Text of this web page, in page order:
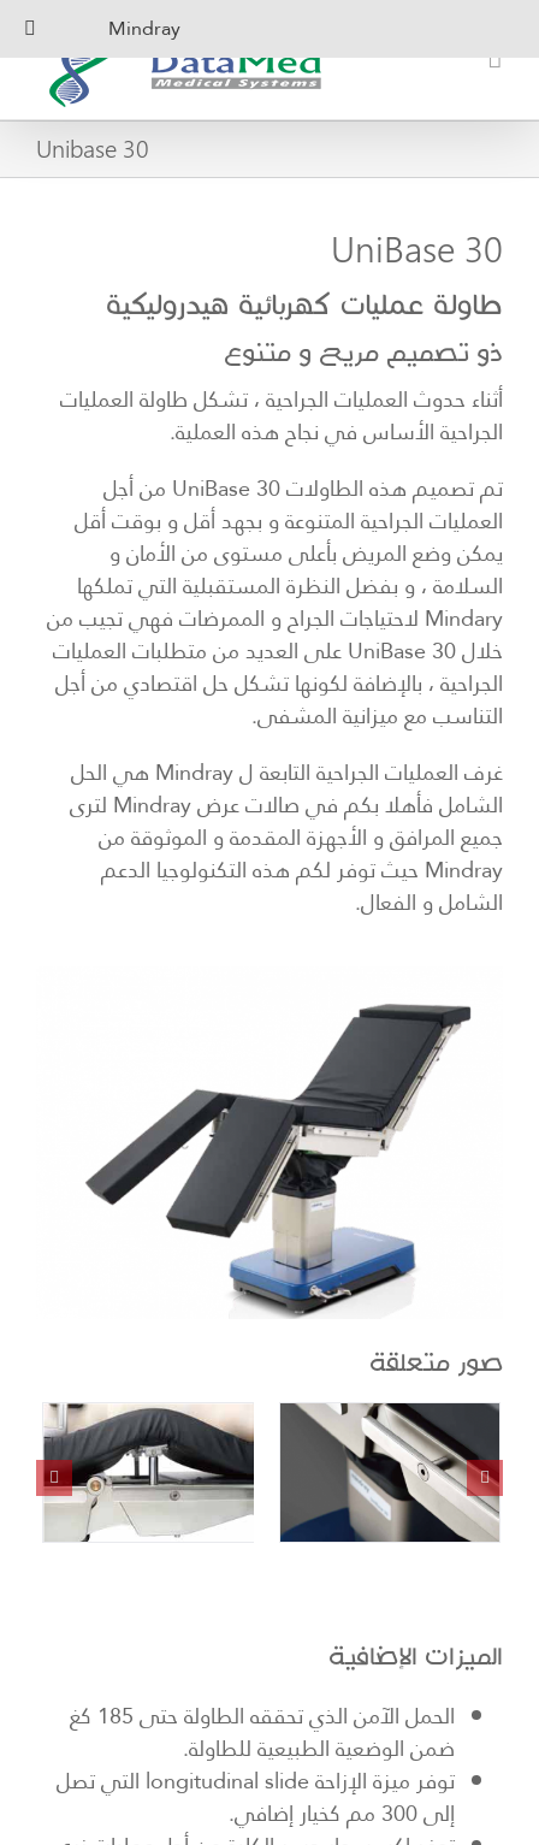
to
content
Unibase 30
UniBase 30
طاولة عمليات كهربائية هيدروليكية
ذو تصميم مريح و متنوع
أثناء حدوث العمليات الجراحية ، تشكل طاولة العمليات
الجراحية الأساس في نجاح هذه العملية.
تم تصميم هذه الطاولات UniBase 30 من أجل
العمليات الجراحية المتنوعة و بجهد أقل و بوقت أقل
يمكن وضع المريض بأعلى مستوى من الأمان و
السلامة ، و بفضل النظرة المستقبلية التي تملكها
Mindary لاحتياجات الجراح و الممرضات فهي تجيب من
خلال UniBase 30 على العديد من متطلبات العمليات
الجراحية ، بالإضافة لكونها تشكل حل اقتصادي من أجل
التناسب مع ميزانية المشفى.
غرف العمليات الجراحية التابعة ل Mindray هي الحل
الشامل فأهلا بكم في صالات عرض Mindray لترى
جميع المرافق و الأجهزة المقدمة و الموثوقة من
Mindray حيث توفر لكم هذه التكنولوجيا الدعم
الشامل و الفعال.
صور متعلقة
الميزات الإضافية
الحمل الآمن الذي تحققه الطاولة حتى 185 كغ
ضمن الوضعية الطبيعية للطاولة.
توفر ميزة الإزاحة longitudinal slide التي تصل
إلى 300 مم كخيار إضافي.
Mindray